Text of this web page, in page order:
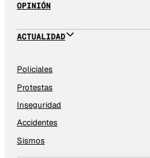
OPINIÓN
ACTUALIDAD
Policiales
Protestas
Inseguridad
Accidentes
Sismos